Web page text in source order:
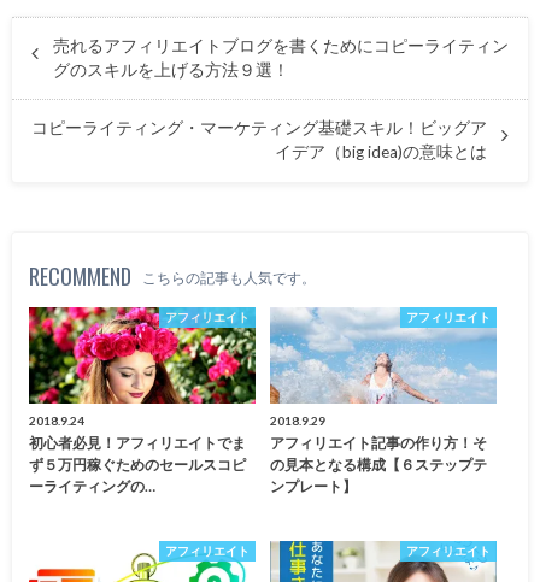
売れるアフィリエイトブログを書くためにコピーライティン
グのスキルを上げる方法９選！
コピーライティング・マーケティング基礎スキル！ビッグア
イデア（big idea)の意味とは
RECOMMEND こちらの記事も人気です。
アフィリエイト
2018.9.24
初心者必見！アフィリエイトでま
ず５万円稼ぐためのセールスコピ
ーライティングの…
アフィリエイト
2018.9.29
アフィリエイト記事の作り方！そ
の見本となる構成【６ステップテ
ンプレート】
アフィリエイト アフィリエイト